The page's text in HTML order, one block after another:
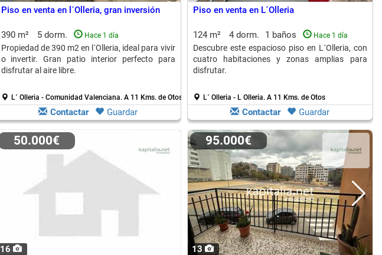
Piso en venta en l´Olleria, gran inversión
390 m² 5 dorm. Hace 1 día
Propiedad de 390 m2 en l´Olleria, ideal para vivir
o invertir. Gran patio interior perfecto para
disfrutar al aire libre.
L´ Olleria - Comunidad Valenciana. A 11 Kms. de Otos
Contactar Guardar
Piso en venta en L´Olleria
124 m² 4 dorm. 1 baños Hace 1 día
Descubre este espacioso piso en L´Olleria, con
cuatro habitaciones y zonas amplias para
disfrutar.
L´ Olleria - L Olleria. A 11 Kms. de Otos
Contactar Guardar
16
50.000€
13
95.000€